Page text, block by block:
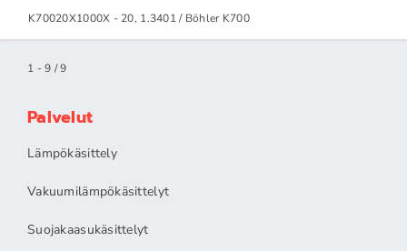
K70020X1000X - 20, 1.3401 / Böhler K700
1 - 9 / 9
Palvelut
Lämpökäsittely
Vakuumilämpökäsittelyt
Suojakaasukäsittelyt